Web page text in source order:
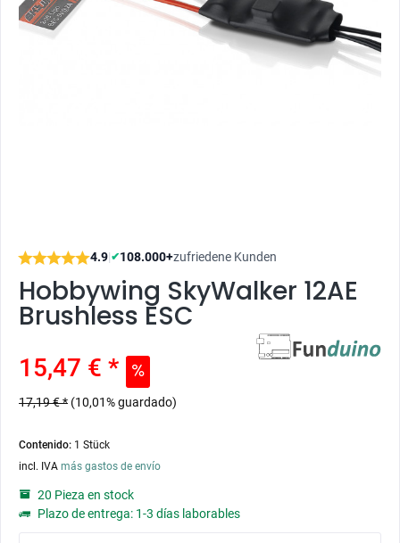
4.9|✔108.000+zufriedene Kunden
Hobbywing SkyWalker 12AE
Brushless ESC
15,47 € *
17,19 € * (10,01% guardado)
Contenido: 1 Stück
incl. IVA más gastos de envío
20 Pieza en stock
Plazo de entrega: 1-3 días laborables